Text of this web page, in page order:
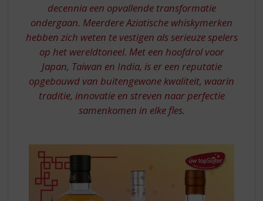
decennia een opvallende transformatie
ondergaan. Meerdere Aziatische whiskymerken
hebben zich weten te vestigen als serieuze spelers
op het wereldtoneel. Met een hoofdrol voor
Japan, Taiwan en India, is er een reputatie
opgebouwd van buitengewone kwaliteit, waarin
traditie, innovatie en streven naar perfectie
samenkomen in elke fles.